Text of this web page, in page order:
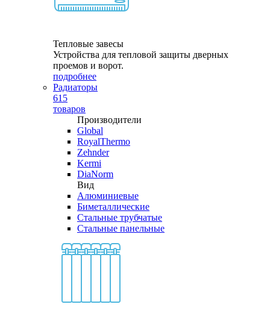
Тепловые завесы
Устройства для тепловой защиты дверных
проемов и ворот.
подробнее
Радиаторы
615
товаров
Производители
Global
RoyalThermo
Zehnder
Kermi
DiaNorm
Вид
Алюминиевые
Биметаллические
Стальные трубчатые
Стальные панельные